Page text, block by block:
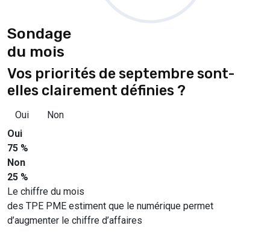
Sondage
du mois
Vos priorités de septembre sont-
elles clairement définies ?
Oui
Non
Oui
75 %
Non
25 %
Le chiffre du mois
des TPE PME estiment que le numérique permet
d’augmenter le chiffre d’affaires